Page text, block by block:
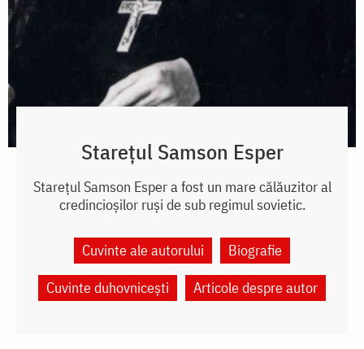
Starețul Samson Esper
Starețul Samson Esper a fost un mare călăuzitor al
credincioșilor ruși de sub regimul sovietic.
Cuvinte ale autorului
Biografie
Cuvinte duhovnicești
Articole despre autor